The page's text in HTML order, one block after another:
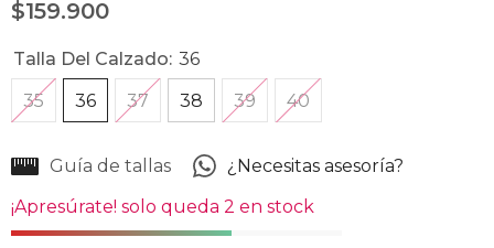
$159.900
Talla Del Calzado: 36
35
36 37 38 39 40
Guía de tallas
¿Necesitas asesoría?
¡Apresúrate! solo queda 2 en stock